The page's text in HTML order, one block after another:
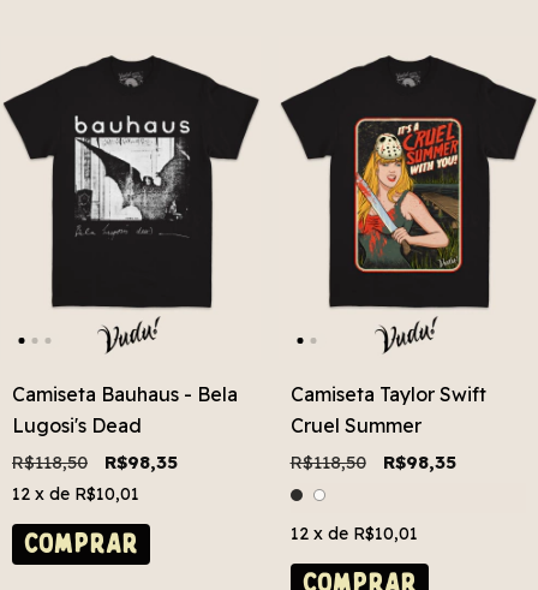
Camiseta Bauhaus - Bela
Lugosi's Dead
R$118,50 R$98,35
12 x de R$10,01
COMPRAR
Camiseta Taylor Swift
Cruel Summer
R$118,50 R$98,35
12 x de R$10,01
COMPRAR